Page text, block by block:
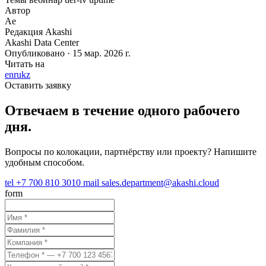
Автор
Ae
Редакция Akashi
Akashi Data Center
Опубликовано · 15 мар. 2026 г.
Читать на
enrukz
Оставить заявку
Отвечаем в течение одного рабочего
дня.
Вопросы по колокации, партнёрству или проекту? Напишите
удобным способом.
tel +7 700 810 3010 mail sales.department@akashi.cloud
form